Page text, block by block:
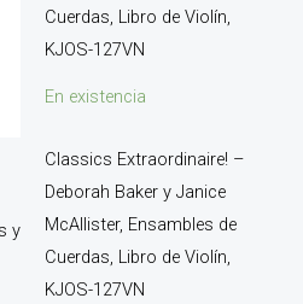
y
En existencia
Classics Extraordinaire! –
Deborah Baker y Janice
McAllister, Ensambles de
Cuerdas, Libro de Violín,
KJOS-127VN